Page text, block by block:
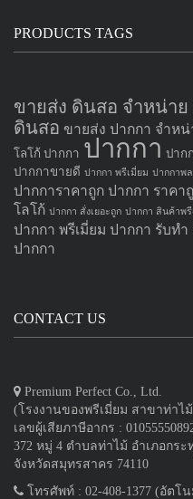
PRODUCTS TAGS
ขายส่ง ดินสอ จำหน่า
ดินสอ ขายส่ง ปากกา จำหน่
โลโก้ ปากกา ปากกา ปาก
ปากกาขายดี ปากกา พรีเมี่ยม ปากกาพ
ปากการาคาถูก ปากกา ราคา
โลโก้ ปากกา สั่งเยอะถูก ปากกา สินค้าพรี
ปากกา พรีเมี่ยม ปากกา รับทำ
ปากกา
CONTACT US
Premium Perfect Co., Ltd.
(โรงงานของพรีเมี่ยม สาขาท่าไ
เลขผู้เสียภาษีอากร :
372 หมู่ 4 ตำบลท่าไม้ อำเภอกร
จังหวัดสมุทรสาคร 74110
โทรศัพท์ : 02-408-1377 (อัตโ